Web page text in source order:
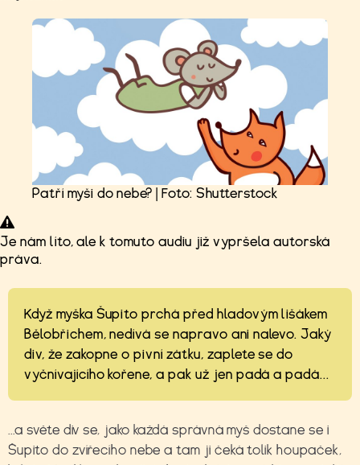
Patří myši do nebe? | Foto: Shutterstock
Je nám líto, ale k tomuto audiu již vypršela autorská
práva.
Když myška Šupito prchá před hladovým lišákem
Bělobřichem, nedívá se napravo ani nalevo. Jaký
div, že zakopne o pivní zátku, zaplete se do
vyčnívajícího kořene, a pak už jen padá a padá...
...a světe div se, jako každá správná myš dostane se i
Šupito do zvířecího nebe a tam ji čeká tolik houpaček,